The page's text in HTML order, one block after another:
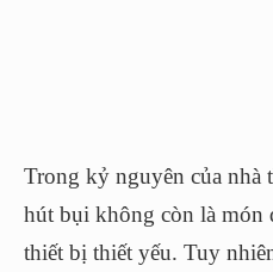
Trong kỷ nguyên của nhà
hút bụi không còn là món
thiết bị thiết yếu. Tuy